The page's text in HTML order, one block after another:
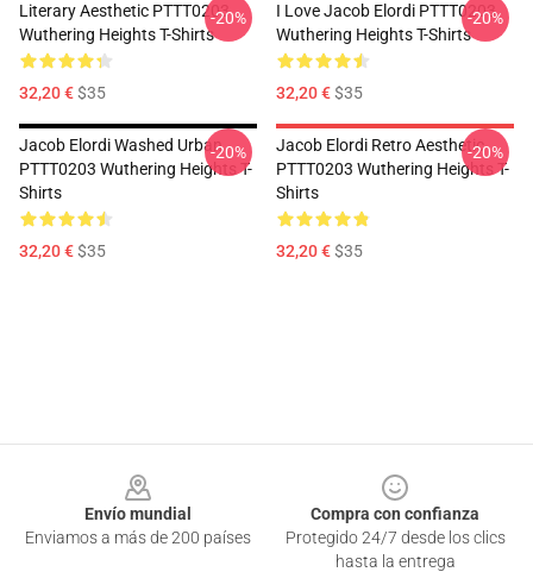
Literary Aesthetic PTTT0203
Wuthering Heights T-Shirts
32,20 €$35
-20%
I Love Jacob Elordi PTTT0203
Wuthering Heights T-Shirts
32,20 €$35
-20%
Jacob Elordi Washed Urban
PTTT0203 Wuthering Heights T-
Shirts
32,20 €$35
-20%
Jacob Elordi Retro Aesthetic
PTTT0203 Wuthering Heights T-
Shirts
32,20 €$35
-20%
Envío mundial
Enviamos a más de 200 países
Compra con confianza
Protegido 24/7 desde los clics
hasta la entrega